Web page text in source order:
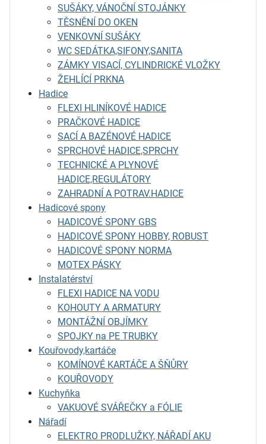
SUŠÁKY, VÁNOČNÍ STOJÁNKY
TĚSNĚNÍ DO OKEN
VENKOVNÍ SUŠÁKY
WC SEDÁTKA,SIFONY,SANITA
ZÁMKY VISACÍ, CYLINDRICKÉ VLOŽKY
ŽEHLÍCÍ PRKNA
Hadice
FLEXI HLINÍKOVÉ HADICE
PRAČKOVÉ HADICE
SACÍ A BAZÉNOVÉ HADICE
SPRCHOVÉ HADICE,SPRCHY
TECHNICKÉ A PLYNOVÉ
HADICE,REGULÁTORY
ZAHRADNÍ A POTRAV.HADICE
Hadicové spony
HADICOVÉ SPONY GBS
HADICOVÉ SPONY HOBBY, ROBUST
HADICOVÉ SPONY NORMA
MOTEX PÁSKY
Instalatérství
FLEXI HADICE NA VODU
KOHOUTY A ARMATURY
MONTÁŽNÍ OBJÍMKY
SPOJKY na PE TRUBKY
Kouřovody,kartáče
KOMÍNOVÉ KARTÁČE A ŠŇŮRY
KOUŘOVODY
Kuchyňka
VAKUOVÉ SVÁŘEČKY a FÓLIE
Nářadí
ELEKTRO PRODLUŽKY, NÁŘADÍ AKU